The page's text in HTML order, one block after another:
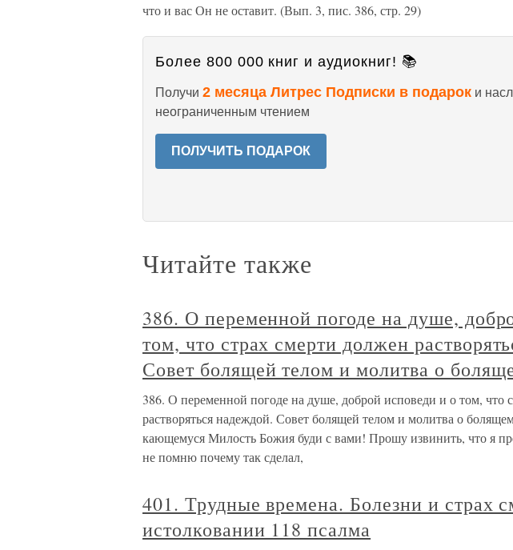
что и вас Он не оставит. (Вып. 3, пис. 386, стр. 29)
Более 800 000 книг и аудиокниг! 📚
Получи 2 месяца Литрес Подписки в подарок и
неограниченным чтением
ПОЛУЧИТЬ ПОДАРОК
Читайте также
386. О переменной погоде на душе,
том, что страх смерти должен
Совет болящей телом и молитва о
386. О переменной погоде на душе, доброй исповеди и о том, что
растворяться надеждой. Совет болящей телом и молитва о
кающемуся Милость Божия буди с вами! Прошу извинить, что я
не помню почему так сделал,
401. Трудные времена. Болезни и страх
истолковании 118 псалма